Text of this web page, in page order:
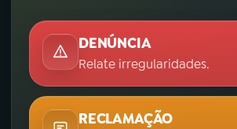
DENÚNCIA
Relate irregularidades.
RECLAMAÇÃO